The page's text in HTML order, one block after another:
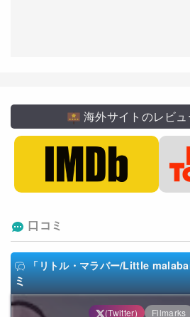
海外サイトのレビ
口コミ
「リトル・マラバー/Little
ミ
(Twitter) Filmarks